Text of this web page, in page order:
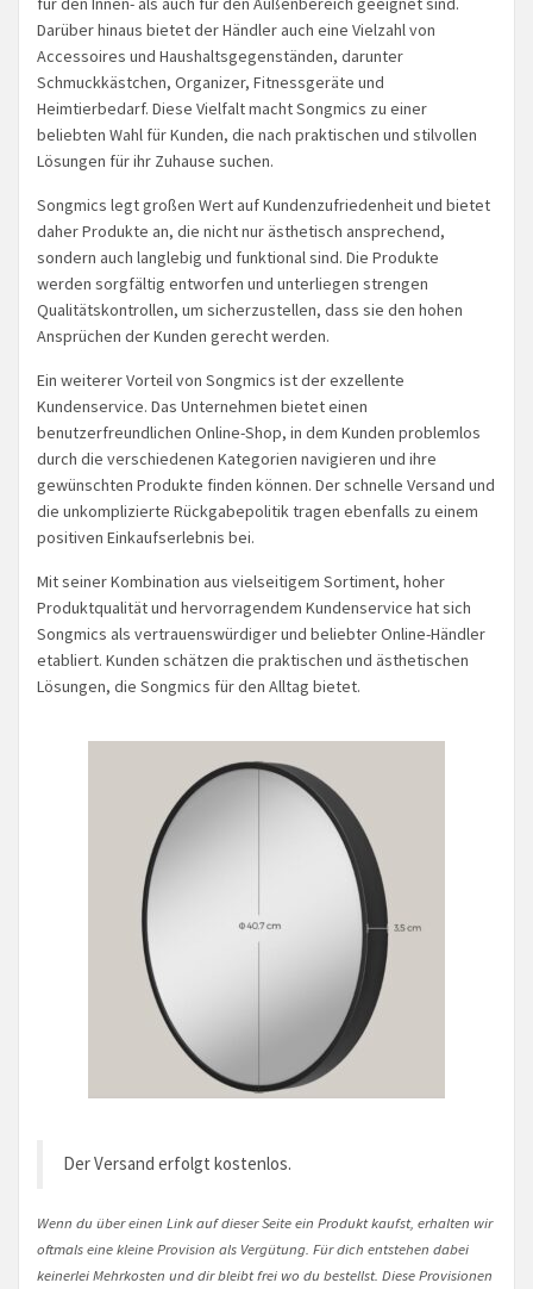
Darüber hinaus bietet der Händler auch eine Vielzahl von
Accessoires und Haushaltsgegenständen, darunter
Schmuckkästchen, Organizer, Fitnessgeräte und
Heimtierbedarf. Diese Vielfalt macht Songmics zu einer
beliebten Wahl für Kunden, die nach praktischen und stilvollen
Lösungen für ihr Zuhause suchen.
Songmics legt großen Wert auf Kundenzufriedenheit und bietet
daher Produkte an, die nicht nur ästhetisch ansprechend,
sondern auch langlebig und funktional sind. Die Produkte
werden sorgfältig entworfen und unterliegen strengen
Qualitätskontrollen, um sicherzustellen, dass sie den hohen
Ansprüchen der Kunden gerecht werden.
Ein weiterer Vorteil von Songmics ist der exzellente
Kundenservice. Das Unternehmen bietet einen
benutzerfreundlichen Online-Shop, in dem Kunden problemlos
durch die verschiedenen Kategorien navigieren und ihre
gewünschten Produkte finden können. Der schnelle Versand und
die unkomplizierte Rückgabepolitik tragen ebenfalls zu einem
positiven Einkaufserlebnis bei.
Mit seiner Kombination aus vielseitigem Sortiment, hoher
Produktqualität und hervorragendem Kundenservice hat sich
Songmics als vertrauenswürdiger und beliebter Online-Händler
etabliert. Kunden schätzen die praktischen und ästhetischen
Lösungen, die Songmics für den Alltag bietet.
Der Versand erfolgt kostenlos.
Wenn du über einen Link auf dieser Seite ein Produkt kaufst, erhalten wir
oftmals eine kleine Provision als Vergütung. Für dich entstehen dabei
keinerlei Mehrkosten und dir bleibt frei wo du bestellst. Diese Provisionen